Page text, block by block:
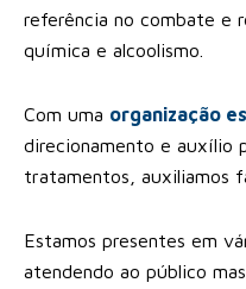
referência no combate e
química e alcoolismo.
Com uma organização
direcionamento e auxílio
tratamentos, auxiliamos
Estamos presentes em
atendendo ao público